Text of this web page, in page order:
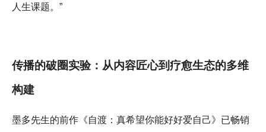
人生课题。”
传播的破圈实验：从内容匠心到疗愈生态的多维
构建
墨多先生的前作《自渡：真希望你能好好爱自己》已畅销